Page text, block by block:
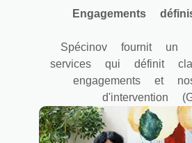
Engagements
Spécinov fournit un
services qui définit
engagements et
d'intervention